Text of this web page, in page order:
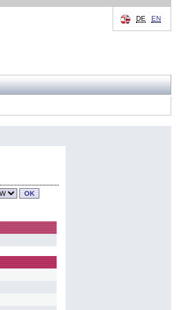
DE EN